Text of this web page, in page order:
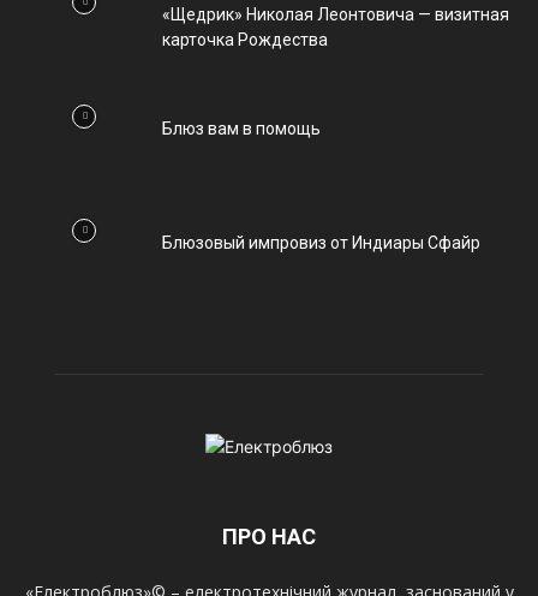
«Щедрик» Николая Леонтовича — визитная
карточка Рождества
Блюз вам в помощь
Блюзовый импровиз от Индиары Сфайр
ПРО НАС